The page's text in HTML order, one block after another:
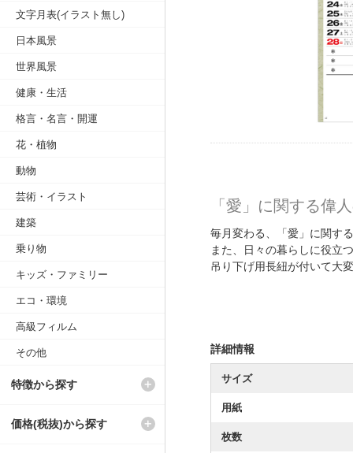
「愛」に関する偉
毎月変わる、「愛」に関す
また、日々の暮らしに役立
吊り下げ用長紐が付いて大
詳細情報
サイズ
用紙
枚数
文字月表(イラスト無し)
日本風景
世界風景
健康・生活
格言・名言・開運
花・植物
動物
芸術・イラスト
建築
乗り物
キッズ・ファミリー
エコ・環境
高級フィルム
その他
特徴から探す
価格(税抜)から探す